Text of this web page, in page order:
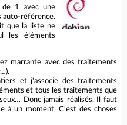
de 1 avec une
référence.
que la liste ne
les éléments
marrante avec des traitements
et j'associe des traitements
et tous les traitements que
Donc jamais réalisés. Il faut
à un moment. C'est des choses